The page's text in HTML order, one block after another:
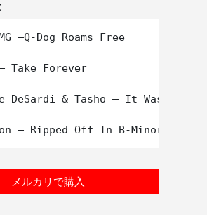
–Q-Dog Roams Free
Take Forever
DeSardi & Tasho – It Was
メルカリで購入